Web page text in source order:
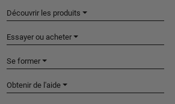
Découvrir les produits
Essayer ou acheter
Se former
Obtenir de l'aide